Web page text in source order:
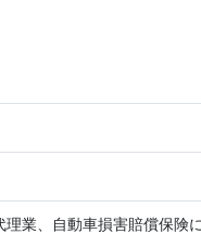
業、自動車損害賠償保険